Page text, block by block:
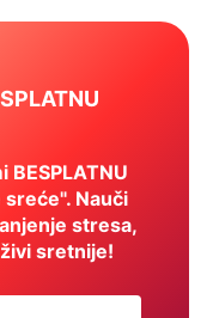
Nauči
stresa,
sretnije!